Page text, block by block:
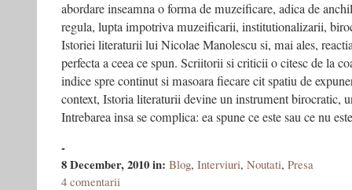
abordare inseamna o forma de muzeificare, adica de
regula, lupta impotriva muzeificarii, institutionalizarii,
Istoriei literaturii lui Nicolae Manolescu si, mai ales,
perfecta a ceea ce spun. Scriitorii si criticii o citesc de la
indice spre continut si masoara fiecare cit spatiu de
context, Istoria literaturii devine un instrument birocratic,
Intrebarea insa se complica: ea spune ce este sau ce nu
-
8 December, 2010in: Blog, Interviuri, Noutati, Presa
4 comentarii